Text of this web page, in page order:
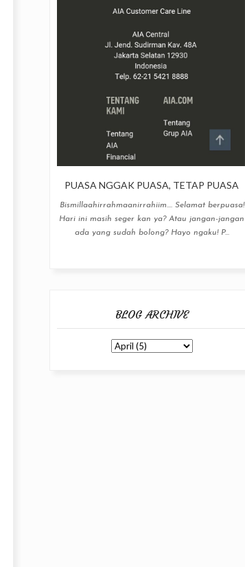
PUASA NGGAK PUASA, TETAP PUASA
Bismillaahirrahmaanirrahiim.... Selamat berpuasa!
Hari ini masih seger kan ya? Atau jangan-jangan
ada yang sudah bolong? Hayo ngaku! P...
BLOG ARCHIVE